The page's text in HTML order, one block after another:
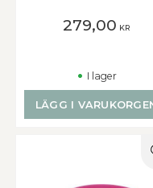
279,00 KR
I lager
LÄGG I